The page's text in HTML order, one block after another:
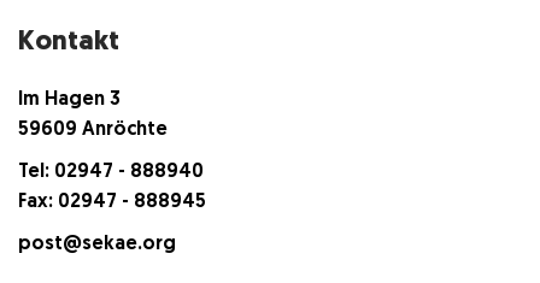
Kontakt
Im Hagen 3
59609 Anröchte
Tel: 02947 - 888940
Fax: 02947 - 888945
post@sekae.org